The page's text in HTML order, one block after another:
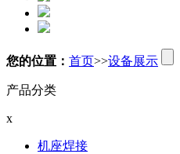
您的位置： 首页>>设备展示
产品分类
x
机座焊接